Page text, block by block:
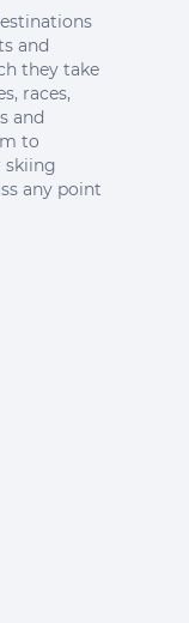
and
they take
races,
and
to
skiing
any point